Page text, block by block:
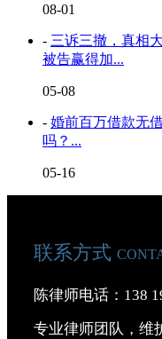
08-01
- 三诉三撤，真相
被告赢得加...
05-08
- 婚前百万借款无
吗？...
05-16
联系方式
陈律师电话：138
专业律师团队，维